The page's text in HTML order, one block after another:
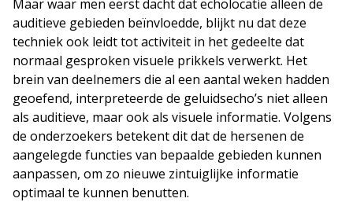
Maar waar men eerst dacht dat echolocatie alleen de
auditieve gebieden beïnvloedde, blijkt nu dat deze
techniek ook leidt tot activiteit in het gedeelte dat
normaal gesproken visuele prikkels verwerkt. Het
brein van deelnemers die al een aantal weken hadden
geoefend, interpreteerde de geluidsecho’s niet alleen
als auditieve, maar ook als visuele informatie. Volgens
de onderzoekers betekent dit dat de hersenen de
aangelegde functies van bepaalde gebieden kunnen
aanpassen, om zo nieuwe zintuiglijke informatie
optimaal te kunnen benutten.